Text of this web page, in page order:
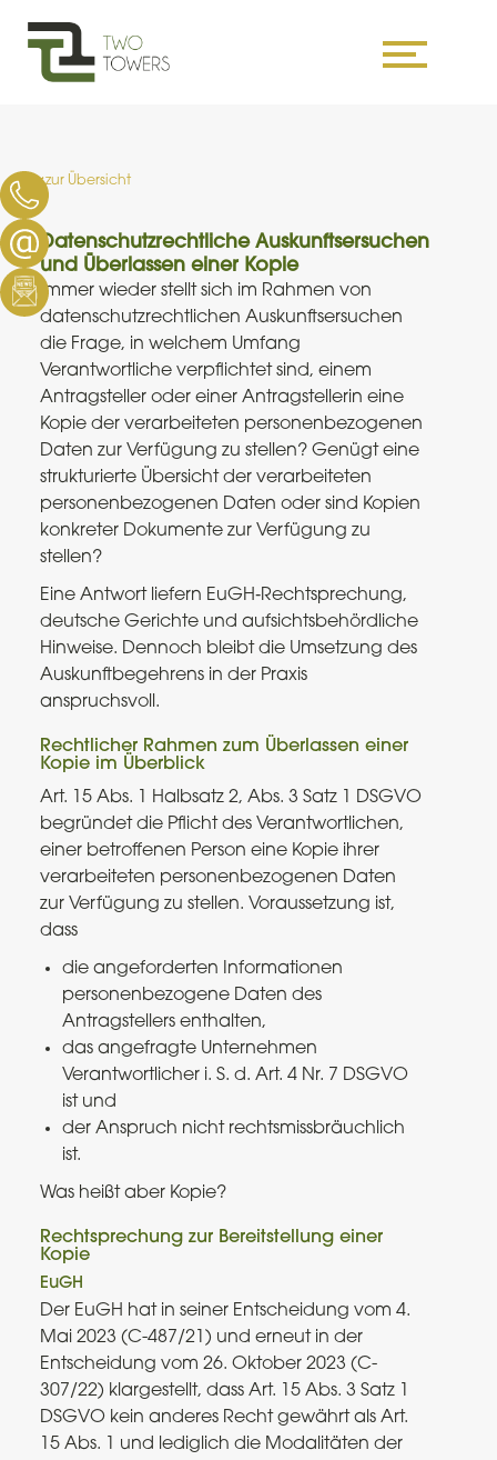
content
zur Übersicht
Datenschutzrechtliche Auskunftsersuchen
und Überlassen einer Kopie
Immer wieder stellt sich im Rahmen von
datenschutzrechtlichen Auskunftsersuchen
die Frage, in welchem Umfang
Verantwortliche verpflichtet sind, einem
Antragsteller oder einer Antragstellerin eine
Kopie der verarbeiteten personenbezogenen
Daten zur Verfügung zu stellen? Genügt eine
strukturierte Übersicht der verarbeiteten
personenbezogenen Daten oder sind Kopien
konkreter Dokumente zur Verfügung zu
stellen?
Eine Antwort liefern EuGH‑Rechtsprechung,
deutsche Gerichte und aufsichtsbehördliche
Hinweise. Dennoch bleibt die Umsetzung des
Auskunftbegehrens in der Praxis
anspruchsvoll.
Rechtlicher Rahmen zum Überlassen einer
Kopie im Überblick
Art. 15 Abs. 1 Halbsatz 2, Abs. 3 Satz 1 DSGVO
begründet die Pflicht des Verantwortlichen,
einer betroffenen Person eine Kopie ihrer
verarbeiteten personenbezogenen Daten
zur Verfügung zu stellen. Voraussetzung ist,
dass
die angeforderten Informationen
personenbezogene Daten des
Antragstellers enthalten,
das angefragte Unternehmen
Verantwortlicher i. S. d. Art. 4 Nr. 7 DSGVO
ist und
der Anspruch nicht rechtsmissbräuchlich
ist.
Was heißt aber Kopie?
Rechtsprechung zur Bereitstellung einer
Kopie
EuGH
Der EuGH hat in seiner Entscheidung vom 4.
Mai 2023 (C-487/21) und erneut in der
Entscheidung vom 26. Oktober 2023 (C-
307/22) klargestellt, dass Art. 15 Abs. 3 Satz 1
DSGVO kein anderes Recht gewährt als Art.
15 Abs. 1 und lediglich die Modalitäten der